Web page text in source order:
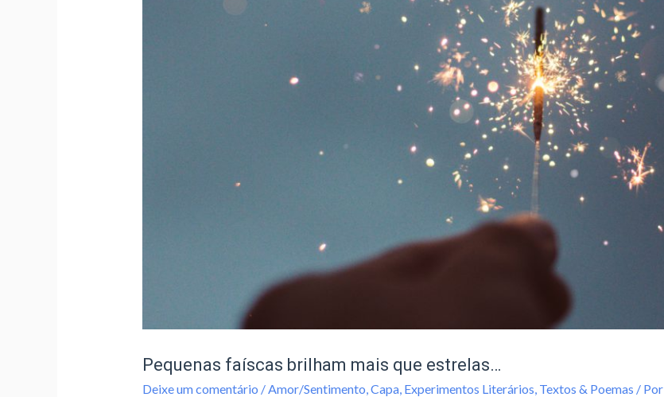
Pequenas faíscas brilham mais que estrelas…
Deixe um comentário /Amor/Sentimento,Capa, Experimentos Literários, Textos & Poemas / Por